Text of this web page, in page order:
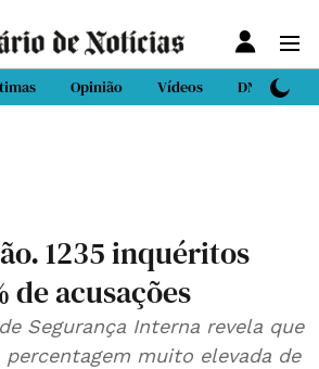
Opinião Vídeos DN Sport
1235 inquéritos
de acusações
Segurança Interna revela que
muito elevada de